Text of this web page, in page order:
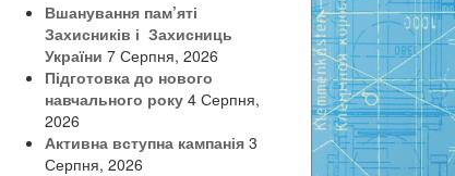
Вшанування пам’яті
Захисників і Захисниць
України 7 Серпня, 2026
Підготовка до нового
навчального року 4 Серпня,
2026
Активна вступна кампанія 3
Серпня, 2026